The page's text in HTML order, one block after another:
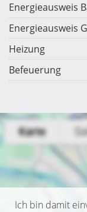
Energieausweis
Energieausweis
Heizung
Befeuerung
Ich bin damit